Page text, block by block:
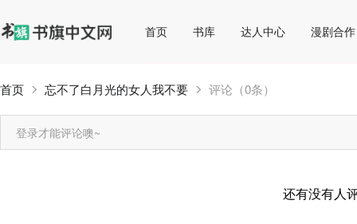
首页 书库 达人中心 漫剧合作
首页 忘不了白月光的女人我不要 评论（0条）
登录才能评论噢~
还有没有人